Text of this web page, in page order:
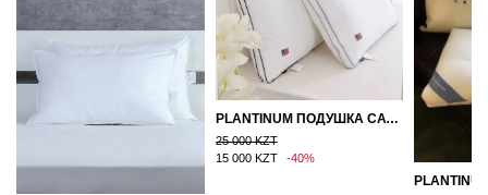
PLANTINUM ПОДУШКА САТИН, ШЕЛК 50Х70
25 000 KZT
15 000 KZT
-40%